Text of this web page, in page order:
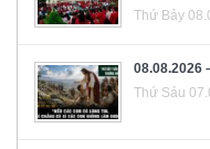
Thứ Bảy
08.08.2026
Thứ Sáu